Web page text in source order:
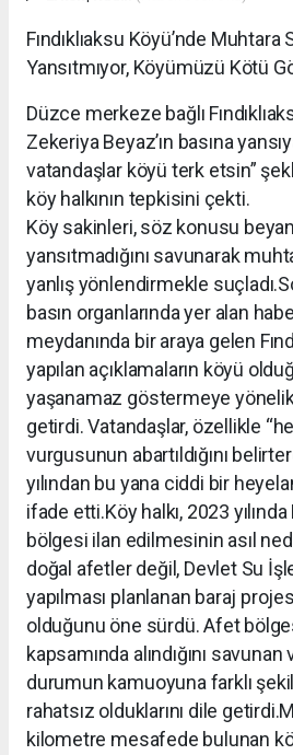
Fındıklıaksu Köyü’nde
Yansıtmıyor, Köyümüzü Kötü
Düzce merkeze bağlı
Zekeriya Beyaz’ın basına
vatandaşlar köyü terk etsin”
köy halkının tepkisini çekti.
Köy sakinleri, söz konusu
yansıtmadığını savunarak
yanlış yönlendirmekle
basın organlarında yer alan
meydanında bir araya gelen
yapılan açıklamaların köyü
yaşanamaz göstermeye
getirdi. Vatandaşlar, özellikle
vurgusunun abartıldığını
yılından bu yana ciddi bir
ifade etti.Köy halkı, 2023 yılında
bölgesi ilan edilmesinin asıl
doğal afetler değil, Devlet Su
yapılması planlanan baraj
olduğunu öne sürdü. Afet
kapsamında alındığını
durumun kamuoyuna farklı
rahatsız olduklarını dile
kilometre mesafede bulunan